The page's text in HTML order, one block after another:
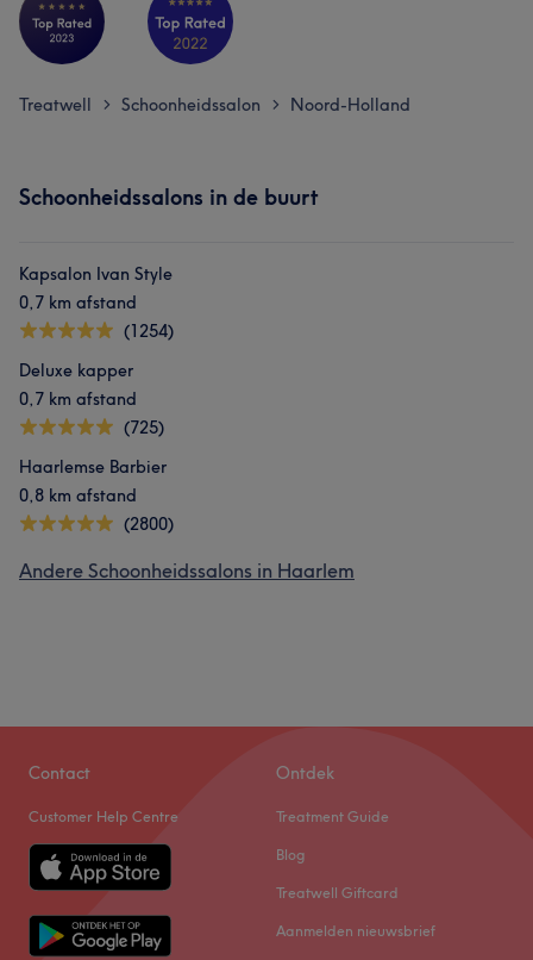
Treatwell > Schoonheidssalon > Noord-Holland
Schoonheidssalons in de buurt
Kapsalon Ivan Style
0,7 km afstand
(1254)
Deluxe kapper
0,7 km afstand
(725)
Haarlemse Barbier
0,8 km afstand
(2800)
Andere Schoonheidssalons in Haarlem
Contact
Customer Help Centre
Ontdek
Treatment Guide
Blog
Treatwell Giftcard
Aanmelden nieuwsbrief